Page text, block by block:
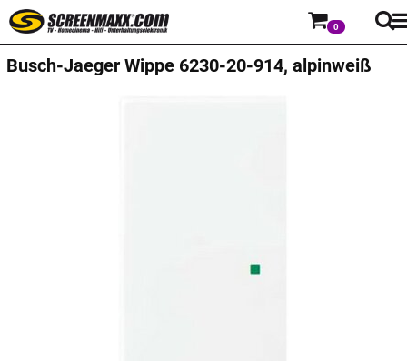
0
Busch-Jaeger Wippe 6230-20-914, alpinweiß